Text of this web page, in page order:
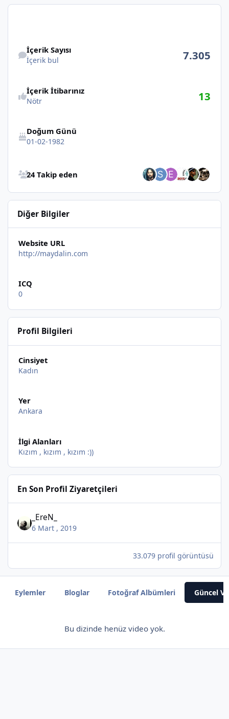
İçerik Sayısı
İçerik bul 7.305
İçerik İtibarınız
Nötr 13
Doğum Günü
01-02-1982
24 Takip eden
Diğer Bilgiler
Website URL
http://maydalin.com
ICQ
0
Profil Bilgileri
Cinsiyet
Kadın
Yer
Ankara
İlgi Alanları
Kızım , kızım , kızım :))
En Son Profil Ziyaretçileri
_EreN_
6 Mart , 2019
33.079 profil görüntüsü
Eylemler Bloglar Fotoğraf Albümleri Güncel
Bu dizinde henüz video yok.